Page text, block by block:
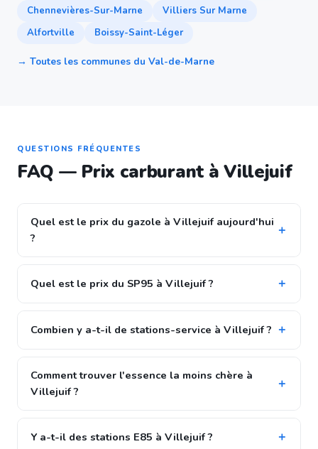
Chennevières-Sur-Marne
Villiers Sur Marne
Alfortville
Boissy-Saint-Léger
→ Toutes les communes du Val-de-Marne
QUESTIONS FRÉQUENTES
FAQ — Prix carburant à Villejuif
Quel est le prix du gazole à Villejuif aujourd'hui
?
Quel est le prix du SP95 à Villejuif ?
Combien y a-t-il de stations-service à Villejuif ?
Comment trouver l'essence la moins chère à
Villejuif ?
Y a-t-il des stations E85 à Villejuif ?